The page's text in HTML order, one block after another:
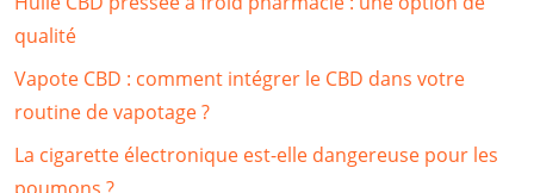
qualité
Vapote CBD : comment intégrer le CBD dans votre
routine de vapotage ?
La cigarette électronique est-elle dangereuse pour les